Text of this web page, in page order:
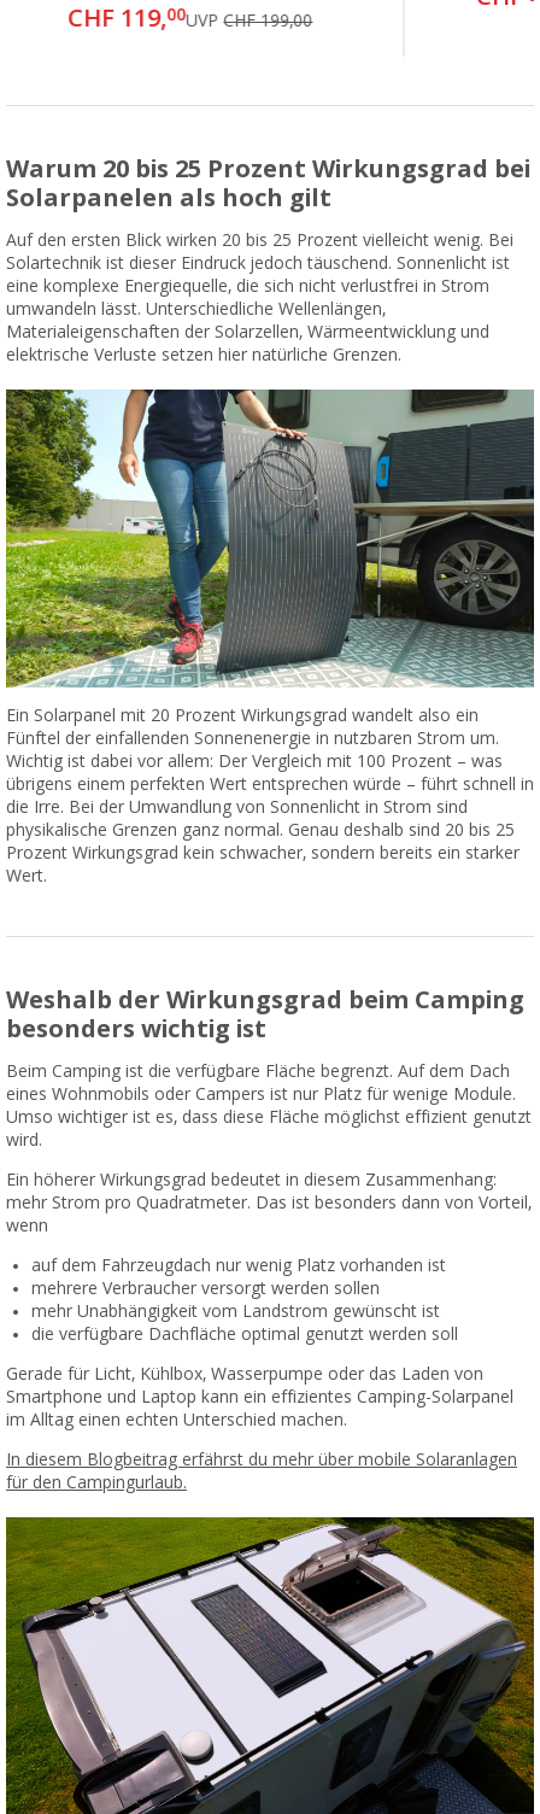
CHF 119,00UVPCHF 199,00
Warum 20 bis 25 Prozent Wirkungsgrad bei
Solarpanelen als hoch gilt
Auf den ersten Blick wirken 20 bis 25 Prozent vielleicht wenig. Bei
Solartechnik ist dieser Eindruck jedoch täuschend. Sonnenlicht ist
eine komplexe Energiequelle, die sich nicht verlustfrei in Strom
umwandeln lässt. Unterschiedliche Wellenlängen,
Materialeigenschaften der Solarzellen, Wärmeentwicklung und
elektrische Verluste setzen hier natürliche Grenzen.
Ein Solarpanel mit 20 Prozent Wirkungsgrad wandelt also ein
Fünftel der einfallenden Sonnenenergie in nutzbaren Strom um.
Wichtig ist dabei vor allem: Der Vergleich mit 100 Prozent ­– was
übrigens einem perfekten Wert entsprechen würde – führt schnell in
die Irre. Bei der Umwandlung von Sonnenlicht in Strom sind
physikalische Grenzen ganz normal. Genau deshalb sind 20 bis 25
Prozent Wirkungsgrad kein schwacher, sondern bereits ein starker
Wert.
Weshalb der Wirkungsgrad beim Camping
besonders wichtig ist
Beim Camping ist die verfügbare Fläche begrenzt. Auf dem Dach
eines Wohnmobils oder Campers ist nur Platz für wenige Module.
Umso wichtiger ist es, dass diese Fläche möglichst effizient genutzt
wird.
Ein höherer Wirkungsgrad bedeutet in diesem Zusammenhang:
mehr Strom pro Quadratmeter. Das ist besonders dann von Vorteil,
wenn
auf dem Fahrzeugdach nur wenig Platz vorhanden ist
mehrere Verbraucher versorgt werden sollen
mehr Unabhängigkeit vom Landstrom gewünscht ist
die verfügbare Dachfläche optimal genutzt werden soll
Gerade für Licht, Kühlbox, Wasserpumpe oder das Laden von
Smartphone und Laptop kann ein effizientes Camping-Solarpanel
im Alltag einen echten Unterschied machen.
In diesem Blogbeitrag erfährst du mehr über mobile Solaranlagen
für den Campingurlaub.